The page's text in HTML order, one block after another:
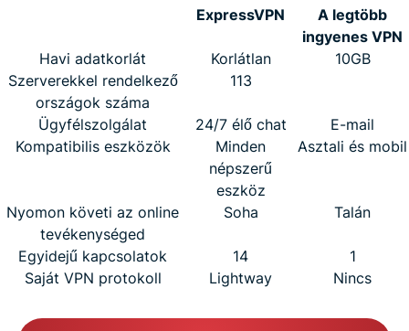
ExpressVPN
A legtöbb
ingyenes VPN
Havi adatkorlát
Korlátlan
10GB
Szerverekkel rendelkező
országok száma
113
Ügyfélszolgálat 24/7 élő chat
E-mail
Kompatibilis eszközök
Minden
népszerű
eszköz
Asztali és mobil
Nyomon követi az online
tevékenységed
Soha Talán
Egyidejű kapcsolatok 14
1
Saját VPN protokoll
Lightway Nincs